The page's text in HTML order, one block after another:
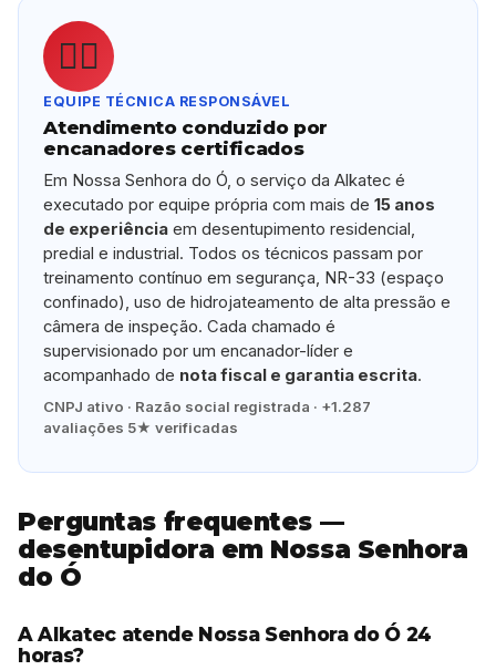
👷‍♂️
EQUIPE TÉCNICA RESPONSÁVEL
Atendimento conduzido por
encanadores certificados
Em Nossa Senhora do Ó, o serviço da Alkatec é
executado por equipe própria com mais de15 anos
de experiência em desentupimento residencial,
predial e industrial. Todos os técnicos passam por
treinamento contínuo em segurança, NR-33 (espaço
confinado), uso de hidrojateamento de alta pressão e
câmera de inspeção. Cada chamado é
supervisionado por um encanador-líder e
acompanhado de nota fiscal e garantia escrita.
CNPJ ativo · Razão social registrada · +1.287
avaliações 5★ verificadas
Perguntas frequentes —
desentupidora em Nossa Senhora
do Ó
A Alkatec atende Nossa Senhora do Ó 24
horas?